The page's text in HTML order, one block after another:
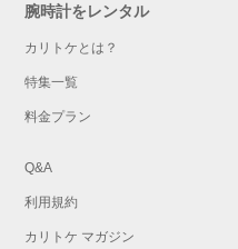
腕時計をレンタル
カリトケとは？
特集一覧
料金プラン
Q&A
利用規約
カリトケ マガジン